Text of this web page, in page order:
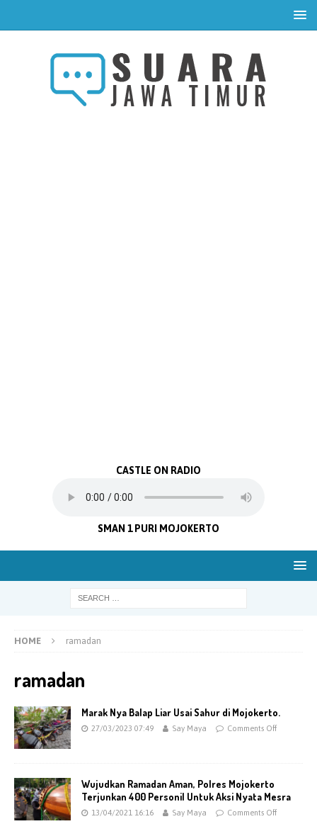
CASTLE ON RADIO
SMAN 1 PURI MOJOKERTO
HOME ramadan
ramadan
Marak Nya Balap Liar Usai Sahur di Mojokerto.
27/03/2023 07:49 Say Maya Comments Off
Wujudkan Ramadan Aman, Polres Mojokerto
Terjunkan 400 Personil Untuk Aksi Nyata Mesra
13/04/2021 16:16 Say Maya Comments Off